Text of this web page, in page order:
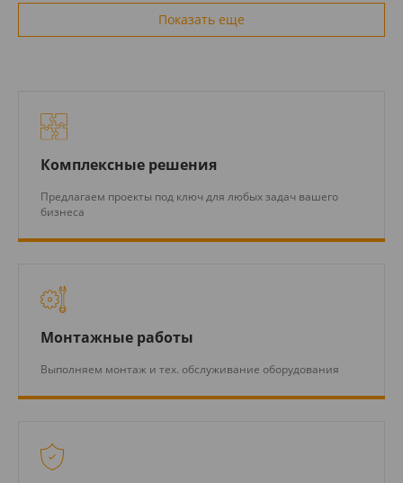
Показать еще
Комплексные решения
Предлагаем проекты под ключ для любых задач вашего
бизнеса
Монтажные работы
Выполняем монтаж и тех. обслуживание оборудования